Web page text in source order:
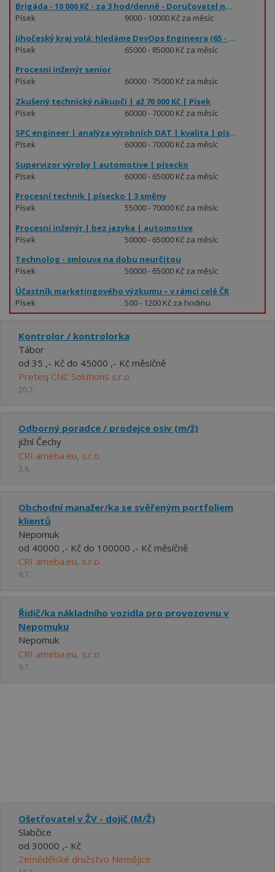
Brigáda - 10 000 Kč - za 3 hod/denně - Doručovatel novin autem - Písek
Písek
9000 - 10000 Kč za měsíc
Jihočeský kraj volá: hledáme DevOps Engineera (65 - 85.000 Kč)
Písek
65000 - 85000 Kč za měsíc
Procesní inženýr senior
Písek
60000 - 75000 Kč za měsíc
Zkušený technický nákupčí | až 70 000 Kč | Písek
Písek
60000 - 70000 Kč za měsíc
SPC engineer | analýza výrobních DAT | kvalita | písecko
Písek
60000 - 70000 Kč za měsíc
Supervizor výroby | automotive | písecko
Písek
60000 - 65000 Kč za měsíc
Procesní technik | písecko | 3 směny
Písek
55000 - 70000 Kč za měsíc
Procesní inženýr | bez jazyka | automotive
Písek
50000 - 65000 Kč za měsíc
Technolog - smlouva na dobu neurčitou
Písek
50000 - 65000 Kč za měsíc
Účastník marketingového výzkumu – v rámci celé ČR
Písek
500 - 1200 Kč za hodinu
Kontrolor / kontrolorka
Tábor
od 35 ,- Kč do 45000 ,- Kč měsíčně
Preteq CNC Solutions s.r.o.
20.7.
Odborný poradce / prodejce osiv (m/ž)
jižní Čechy
CRI ameba.eu, s.r.o.
3.8.
Obchodní manažer/ka se svěřeným portfoliem
klientů
Nepomuk
od 40000 ,- Kč do 100000 ,- Kč měsíčně
CRI ameba.eu, s.r.o.
9.7.
Řidič/ka nákladního vozidla pro provozovnu v
Nepomuku
Nepomuk
CRI ameba.eu, s.r.o.
9.7.
Ošetřovatel v ŽV - dojič (M/Ž)
Slabčice
od 30000 ,- Kč
Zemědělské družstvo Nemějice